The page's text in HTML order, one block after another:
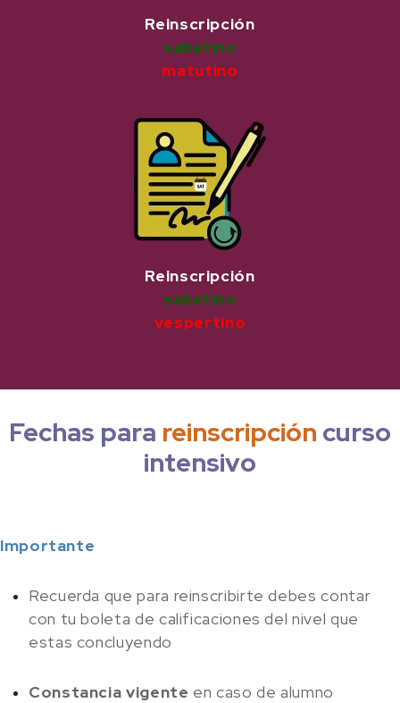
Reinscripción
sabatino
matutino
Reinscripción
sabatino
vespertino
Fechas para reinscripción curso
intensivo
Importante
Recuerda que para reinscribirte debes contar
con tu boleta de calificaciones del nivel que
estas concluyendo
Constancia vigente en caso de alumno